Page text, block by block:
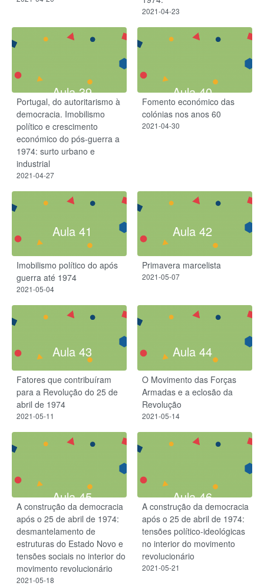
2021-04-23
Aula 39
Portugal, do autoritarismo à
democracia. Imobilismo
político e crescimento
económico do pós-guerra a
1974: surto urbano e
industrial
2021-04-27
Aula 40
Fomento económico das
colónias nos anos 60
2021-04-30
Aula 41
Imobilismo político do após
guerra até 1974
2021-05-04
Aula 42
Primavera marcelista
2021-05-07
Aula 43
Fatores que contribuíram
para a Revolução do 25 de
abril de 1974
2021-05-11
Aula 44
O Movimento das Forças
Armadas e a eclosão da
Revolução
2021-05-14
Aula 45
A construção da democracia
após o 25 de abril de 1974:
desmantelamento de
estruturas do Estado Novo e
tensões sociais no interior do
movimento revolucionário
2021-05-18
Aula 46
A construção da democracia
após o 25 de abril de 1974:
tensões político-ideológicas
no interior do movimento
revolucionário
2021-05-21